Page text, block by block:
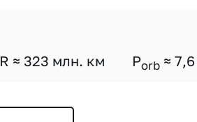
R ≈ 323 млн. км Porb ≈ 7,6